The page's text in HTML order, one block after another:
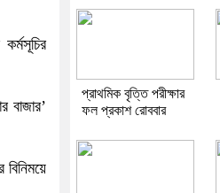
বাজার’
প্রাথমিক বৃত্তি পরীক্ষার
ফল প্রকাশ রোববার